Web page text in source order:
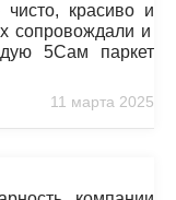
красиво и
сопровождали и
5Сам паркет
11 марта 2025